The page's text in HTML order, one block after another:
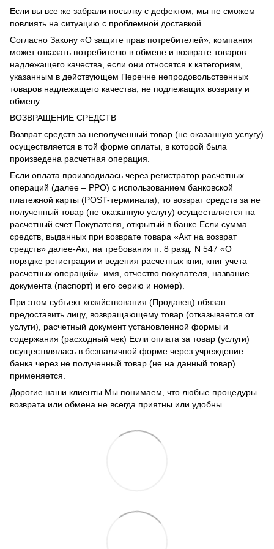
Если вы все же забрали посылку с дефектом, мы не сможем
повлиять на ситуацию с проблемной доставкой.
Согласно Закону «О защите прав потребителей», компания
может отказать потребителю в обмене и возврате товаров
надлежащего качества, если они относятся к категориям,
указанным в действующем Перечне непродовольственных
товаров надлежащего качества, не подлежащих возврату и
обмену.
ВОЗВРАЩЕНИЕ СРЕДСТВ
Возврат средств за неполученный товар (не оказанную услугу)
осуществляется в той форме оплаты, в которой была
произведена расчетная операция.
Если оплата производилась через регистратор расчетных
операций (далее – РРО) с использованием банковской
платежной карты (POST-терминала), то возврат средств за не
полученный товар (не оказанную услугу) осуществляется на
расчетный счет Покупателя, открытый в банке Если сумма
средств, выданных при возврате товара «Акт на возврат
средств» далее-Акт, на требования п. 8 разд. N 547 «О
порядке регистрации и ведения расчетных книг, книг учета
расчетных операций». имя, отчество покупателя, название
документа (паспорт) и его серию и номер).
При этом субъект хозяйствования (Продавец) обязан
предоставить лицу, возвращающему товар (отказывается от
услуги), расчетный документ установленной формы и
содержания (расходный чек) Если оплата за товар (услуги)
осуществлялась в безналичной форме через учреждение
банка через не полученный товар (не на данный товар).
применяется.
Дорогие наши клиенты Мы понимаем, что любые процедуры
возврата или обмена не всегда приятны или удобны.